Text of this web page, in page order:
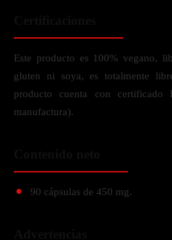
Este producto es 100% vegano,
gluten ni soya, es totalmente
producto cuenta con certificado
manufactura).
90 cápsulas de 450 mg.